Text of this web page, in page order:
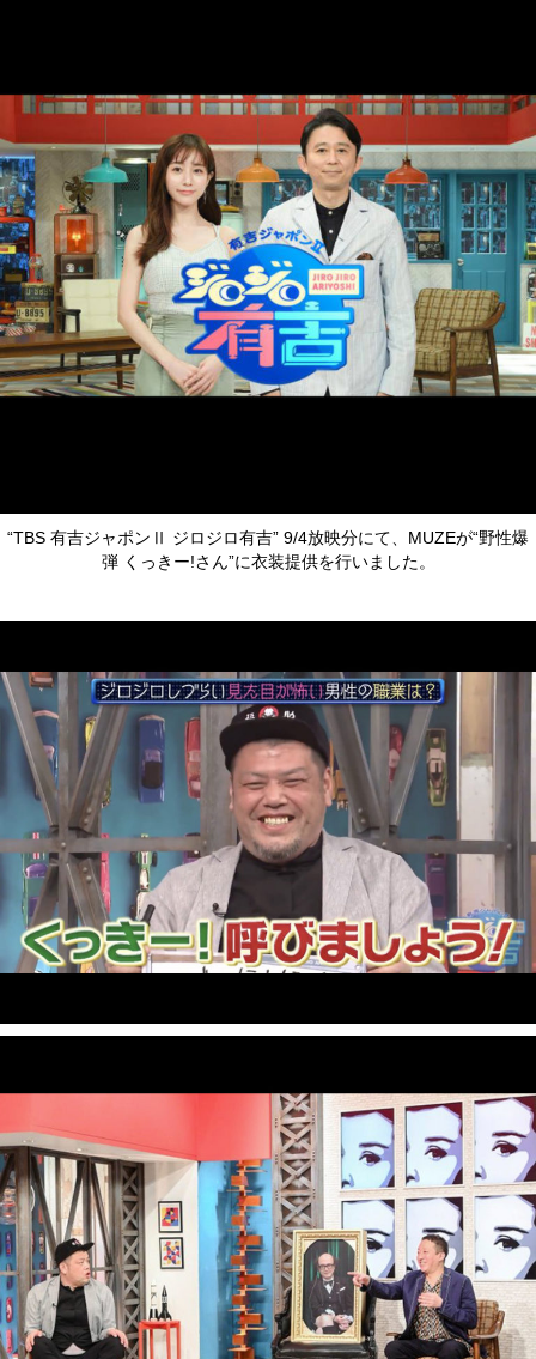
“TBS 有吉ジャポンⅡ ジロジロ有吉” 9/4放映分にて、MUZEが“野性爆
弾 くっきー!さん”に衣装提供を行いました。